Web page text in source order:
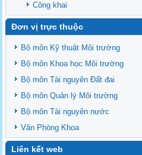
Công khai
Đơn vị trực thuộc
Bô môn Kỹ thuật Môi trường
Bộ môn Khoa học Môi trường
Bộ môn Tài nguyên Đất đai
Bộ môn Quản lý Môi trường
Bộ môn Tài nguyên nước
Văn Phòng Khoa
Liên kết web